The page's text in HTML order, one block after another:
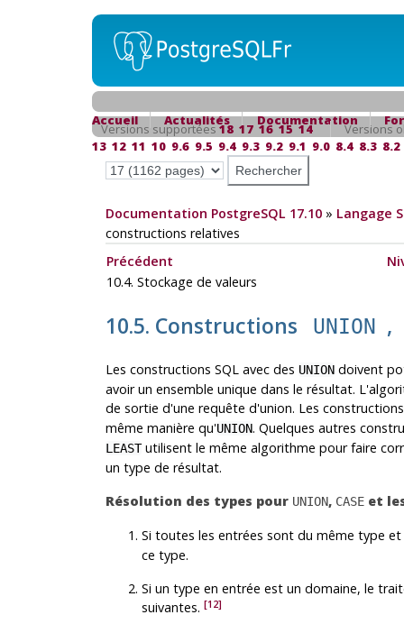
Accueil Actualités Documentation
Versions supportées18 17 16 15 14
Versions
13 12 11 10 9.6 9.5 9.4 9.3 9.2 9.1 9.0 8.4 8.3 8.2
Documentation PostgreSQL 17.10» Langage
constructions relatives
Précédent
10.4. Stockage de valeurs
10.5. Constructions UNION ,
Les constructions SQL avec des UNIONdoivent
avoir un ensemble unique dans le résultat.
de sortie d'une requête d'union. Les
même manière qu'UNION. Quelques autres
LEASTutilisent le même algorithme pour faire
un type de résultat.
Résolution des types pour UNION, CASEet
Si toutes les entrées sont du même type
ce type.
Si un type en entrée est un domaine, le
suivantes. [12]